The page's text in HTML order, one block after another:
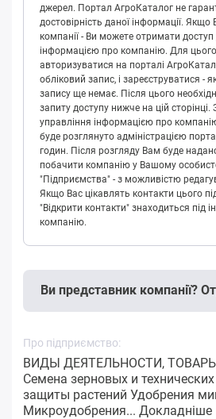
джерел. Портал АгроКаталог не
достовірність даної інформації. Якщо
компанії - Ви можете отримати доступ
інформацією про компанію. Для
авторизуватися на порталі
обліковий запис, і зареєструватися -
запису ще немає. Після цього
запиту доступу нижче на цій
управління інформацією про
буде розглянуто адміністрацією
годин. Після розгляду Вам буде
побачити компанію у Вашому
"Підприємства" - з можливістю
Якщо Вас цікавлять контакти цього
"Відкрити контакти" знаходиться під
компанію.
Ви представник компанії?
Про підприємство:
ВИДЫ ДЕЯТЕЛЬНОСТИ,
Семена зерновых и
защиты растений Удобрения
Микроудобрения... Докладніше